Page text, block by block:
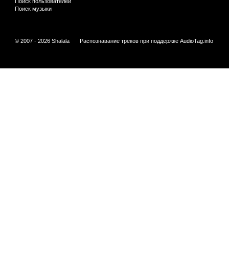
Поиск музыки
© 2007 - 2026 Shalala Распознавание треков при поддержке AudioTag.info